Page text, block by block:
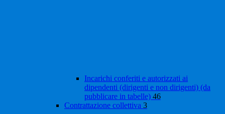
Incarichi conferiti e autorizzati ai
dipendenti (dirigenti e non dirigenti) (da
pubblicare in tabelle) 46
Contrattazione collettiva 3